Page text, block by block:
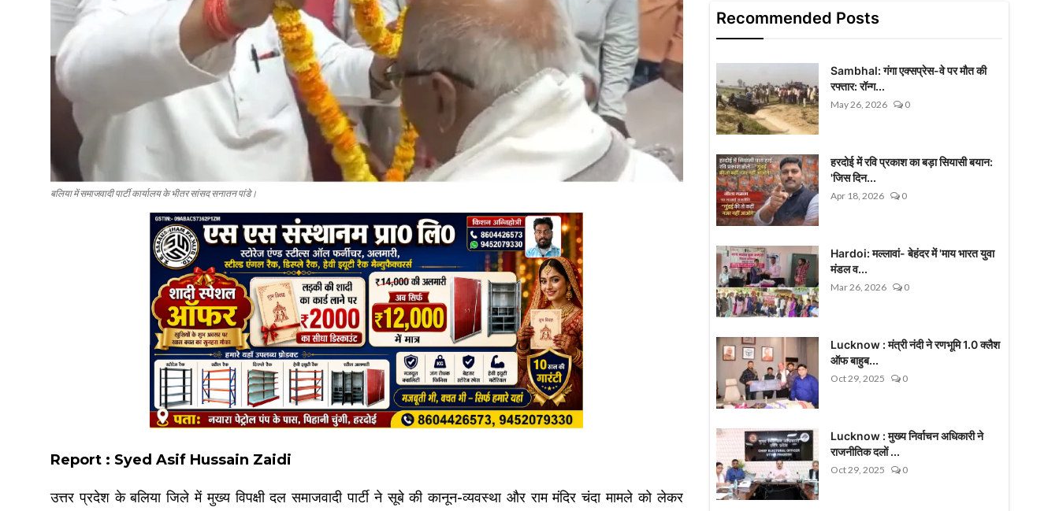
बलिया में समाजवादी पार्टी कार्यालय के भीतर सांसद सनातन पांडे।
Report : Syed Asif Hussain Zaidi
उत्तर प्रदेश के बलिया जिले में मुख्य विपक्षी दल समाजवादी पार्टी ने सूबे की कानून-व्यवस्था और राम मंदिर चंदा मामले को लेकर
Recommended Posts
Sambhal: गंगा एक्सप्रेस-वे पर मौत की
रफ्तार: रॉन्ग...
May 26, 2026 0
हरदोई में रवि प्रकाश का बड़ा सियासी बयान:
'जिस दिन...
Apr 18, 2026 0
Hardoi: मल्लावां- बेहंदर में 'माय भारत युवा
मंडल व...
Mar 26, 2026 0
Lucknow : मंत्री नंदी ने रणभूमि 1.0 क्लैश
ऑफ बाहुब...
Oct 29, 2025 0
Lucknow : मुख्य निर्वाचन अधिकारी ने
राजनीतिक दलों ...
Oct 29, 2025 0